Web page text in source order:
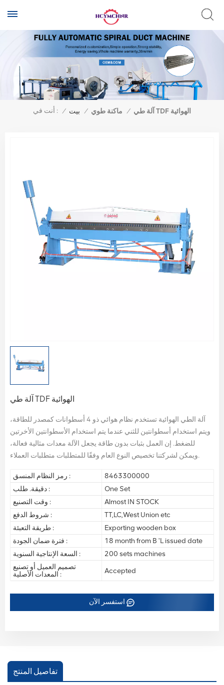
أنت في : / بيت / ماكنة طوي / آلة طي TDF الهوائية
آلة طي TDF الهوائية
آلة الطي الهوائية تستخدم نظام هوائي ذو 4 أسطوانات كمصدر للطاقة،
ويتم استخدام أسطوانتين للثني عندما يتم استخدام الأسطوانتين الأخرتين
للضغط. إن العمل بثبات بدون طاقة يجعل الآلة معدات مثالية فعالة،
ويمكن لشركتنا تخصيص النوع العام وفقًا للمتطلبات متطلبات العملاء.
رمز النظام المنسق :
8463300000
دقيقة. طلب :
One Set
وقت التصنيع :
Almost IN STOCK
شروط الدفع :
TT,LC,West Union etc
طريقة التعبئة :
Exporting wooden box
فترة ضمان الجودة :
18 month from B 'L issued date
السعة الإنتاجية السنوية :
200 sets machines
تصميم العميل أو تصنيع
المعدات الأصلية :
Accepted
استفسر الآن
تفاصيل المنتج